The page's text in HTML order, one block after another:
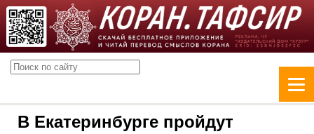
В Екатеринбурге пройдут